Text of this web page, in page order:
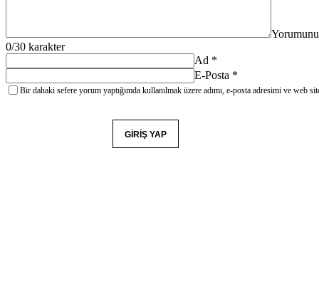
0/30 karakter
Ad *
E-Posta *
Bir dahaki sefere yorum yaptığımda kullanılmak üzere adımı, e-posta adresimi ve web
GIRIŞ YAP